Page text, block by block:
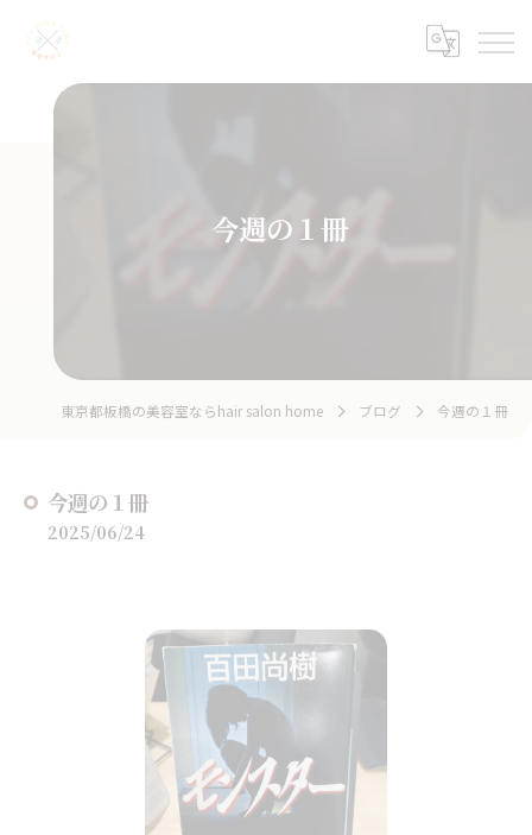
今週の１冊
東京都板橋の美容室ならhair salon home ブログ 今週の１冊
今週の１冊
2025/06/24